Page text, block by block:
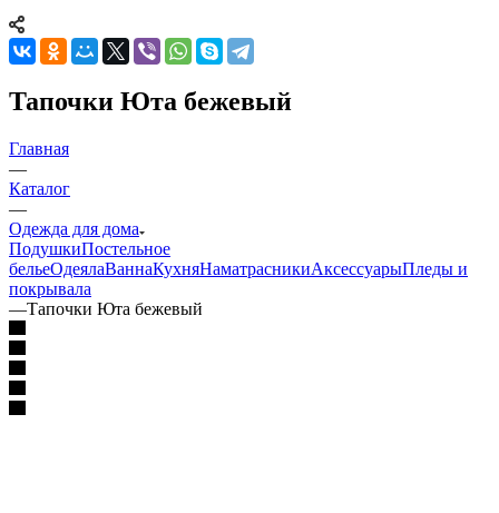
Тапочки Юта бежевый
Главная
—
Каталог
—
Одежда для дома
ПодушкиПостельное
бельеОдеялаВаннаКухняНаматрасникиАксессуарыПледы и
покрывала
—Тапочки Юта бежевый